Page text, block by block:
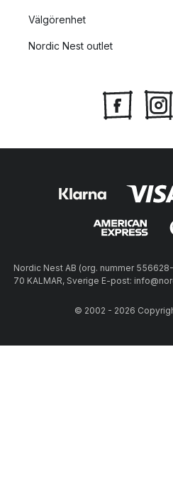
Välgörenhet
Nordic Nest outlet
Nordic Nest AB (org. nummer
70 KALMAR, Sverige E-post:
© 2002 - 2026